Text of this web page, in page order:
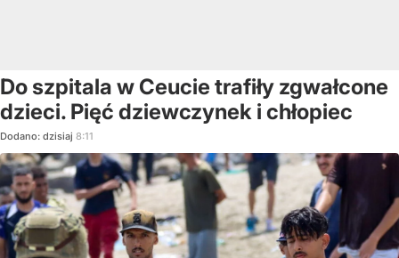
Do szpitala w Ceucie trafiły zgwałcone
dzieci. Pięć dziewczynek i chłopiec
Dodano: dzisiaj 8:11